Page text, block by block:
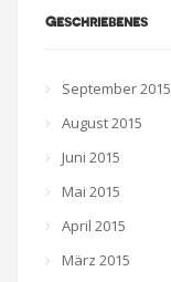
Geschriebenes
September 2015
August 2015
Juni 2015
Mai 2015
April 2015
März 2015